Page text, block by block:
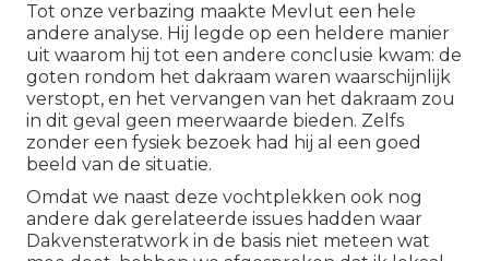
Tot onze verbazing maakte Mevlut een hele
andere analyse. Hij legde op een heldere manier
uit waarom hij tot een andere conclusie kwam: de
goten rondom het dakraam waren waarschijnlijk
verstopt, en het vervangen van het dakraam zou
in dit geval geen meerwaarde bieden. Zelfs
zonder een fysiek bezoek had hij al een goed
beeld van de situatie.
Omdat we naast deze vochtplekken ook nog
andere dak gerelateerde issues hadden waar
Dakvensteratwork in de basis niet meteen wat